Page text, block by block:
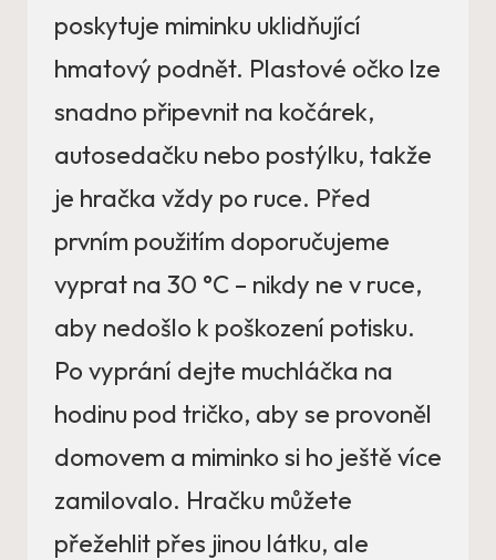
poskytuje miminku uklidňující
hmatový podnět. Plastové očko lze
snadno připevnit na kočárek,
autosedačku nebo postýlku, takže
je hračka vždy po ruce. Před
prvním použitím doporučujeme
vyprat na 30 °C – nikdy ne v ruce,
aby nedošlo k poškození potisku.
Po vyprání dejte muchláčka na
hodinu pod tričko, aby se provoněl
domovem a miminko si ho ještě více
zamilovalo. Hračku můžete
přežehlit přes jinou látku, ale